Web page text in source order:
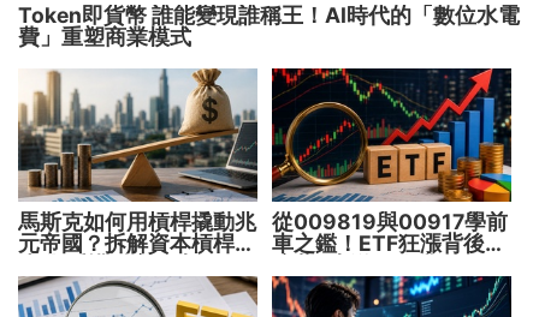
Token即貨幣 誰能變現誰稱王！AI時代的「數位水電
費」重塑商業模式
馬斯克如何用槓桿撬動兆
元帝國？拆解資本槓桿5
從009819與00917學前
車之鑑！ETF狂漲背後